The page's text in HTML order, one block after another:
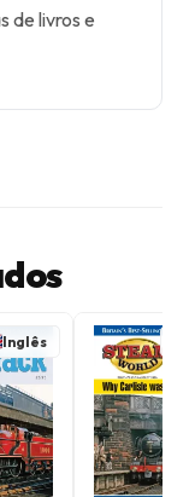
de livros e
Inglês